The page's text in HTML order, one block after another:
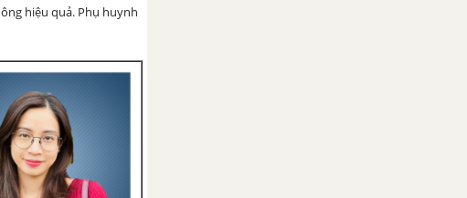
hiệu quả. Phụ huynh